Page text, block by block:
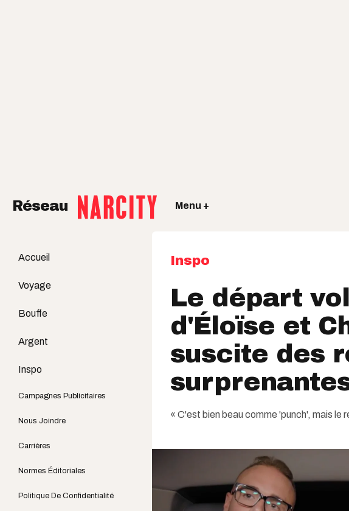
Réseau Menu +
Accueil
Voyage
Bouffe
Argent
Inspo
Campagnes Publicitaires
Nous Joindre
Carrières
Normes Éditoriales
Politique De Confidentialité
Inspo
Le départ
d'Éloïse et
suscite des
« C'est bien beau comme 'punch', mais